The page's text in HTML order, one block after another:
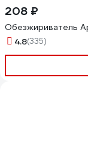
208 ₽
Обезжириватель
4.8(335)